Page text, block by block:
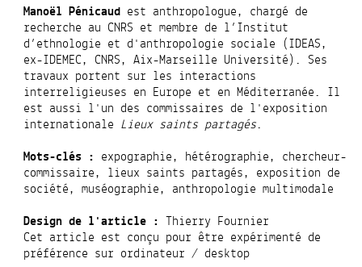
Manoël Pénicaud est anthropologue, chargé de
recherche au CNRS etmembre de l’Institut
d’ethnologie et d'anthropologie sociale (IDEAS,
ex-IDEMEC, CNRS, Aix-Marseille Université). Ses
travaux portent sur les interactions
interreligieuses en Europe et en Méditerranée. Il
est aussi l'un des commissaires de l'exposition
internationale Lieux saints partagés.
Mots-clés : expographie, hétérographie, chercheur-
commissaire, lieux saints partagés, exposition de
société, muséographie, anthropologiemultimodale
Design de l'article :Thierry Fournier
Cet article est conçu pour être expérimenté de
préférence sur ordinateur / desktop